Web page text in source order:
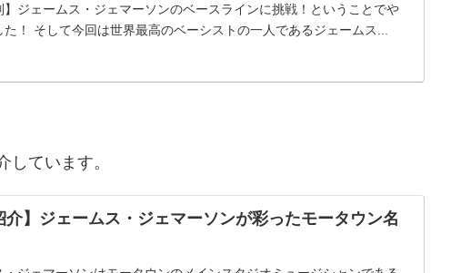
】ジェームス・ジェマーソンのベースラインに挑戦！ということでや
た！ そして今回は世界最高のベーシストの一人であるジェームス...
しています。
介】ジェームス・ジェマーソンが彩ったモータウン名